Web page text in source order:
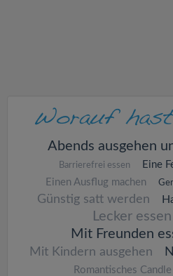
Abends ausgehen
Barrierefrei essen
Eine
Einen Ausflug machen
Günstig satt werden
Lecker
Mit Freunden
Mit Kindern ausgehen
Romantisches